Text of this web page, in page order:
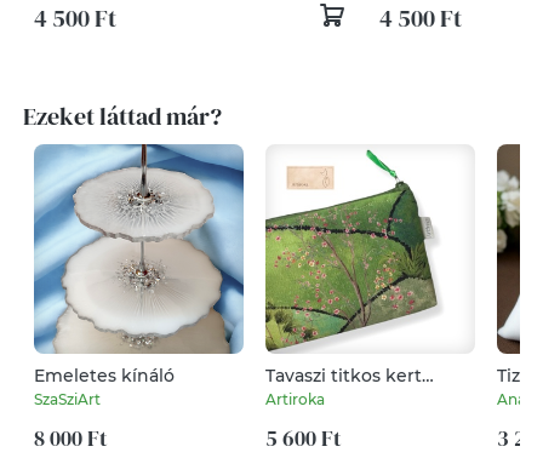
4 500 Ft 4 500 Ft
Ezeket láttad már?
Emeletes kínáló
SzaSziArt
8 000 Ft
Tavaszi titkos kert
mintás prémium
design
Artiroka
5 600 Ft 3